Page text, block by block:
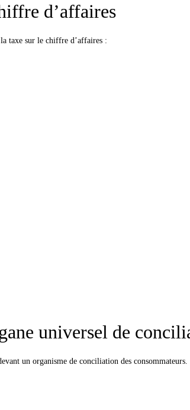
d’affaires
taxe sur le chiffre d’affaires :
universel de
un organisme de conciliation des consommateurs.
The Language